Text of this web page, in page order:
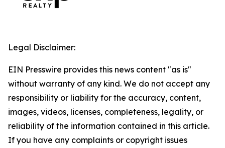
Legal Disclaimer:
EIN Presswire provides this news content "as is"
without warranty of any kind. We do not accept any
responsibility or liability for the accuracy, content,
images, videos, licenses, completeness, legality, or
reliability of the information contained in this article.
If you have any complaints or copyright issues